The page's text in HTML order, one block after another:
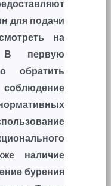
для подачи
на
В первую
обратить
наличие
бурения